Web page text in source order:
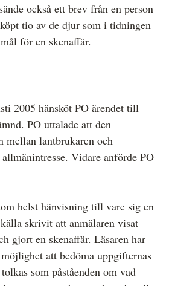
också ett brev från en person
tio av de djur som i tidningen
för en skenaffär.
2005 hänsköt PO ärendet till
PO uttalade att den
mellan lantbrukaren och
Vidare anförde PO
helst hänvisning till vare sig en
skrivit att anmälaren visat
gjort en skenaffär. Läsaren har
att bedöma uppgifternas
som påståenden om vad